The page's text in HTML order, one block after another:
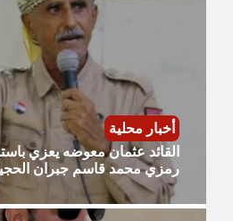
أخبار محلية
القائد عثمان معوضه يعزي
رمزي محمد قاسم جبران